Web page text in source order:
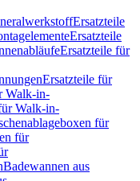
Ersatzteile
Ersatzteile
Ersatzteile für
Ersatzteile für
Walk-in-
Walk-in-
für
für
Badewannen aus